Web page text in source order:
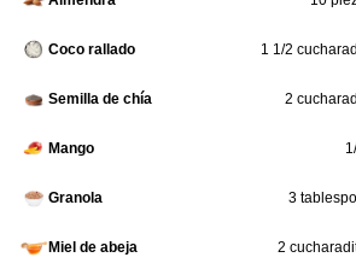
Coco rallado 1 1/2
Semilla de chía 2
Mango
Granola 3
Miel de abeja 2